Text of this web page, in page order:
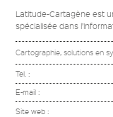
Latitude-Cartagène est
spécialisée dans
Cartographie, solutions en
Tel. :
E-mail :
Site web :